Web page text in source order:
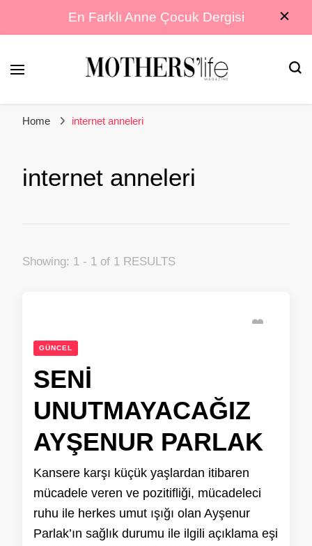
En Farklı Anne Çocuk Dergisi
Mothers Life
Home internet anneleri
internet anneleri
Showing: 1 - 1 of 1 RESULTS
GÜNCEL
SENİ
UNUTMAYACAĞIZ
AYŞENUR PARLAK
Kansere karşı küçük yaşlardan itibaren
mücadele veren ve pozitifliği, mücadeleci
ruhu ile herkes umut ışığı olan Ayşenur
Parlak’ın sağlık durumu ile ilgili açıklama eşi